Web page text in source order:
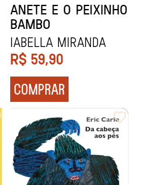
ANETE E O PEIXINHO
BAMBO
Iabella Miranda
R$ 59,90
COMPRAR